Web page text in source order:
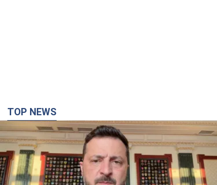
Видео
Европейские партнеры присоединяются к совместному
проекту
11 часов назад 82,5 т.
С 1 сентября украинским учителям повысят
зарплаты: Корецкий раскрыл подробности